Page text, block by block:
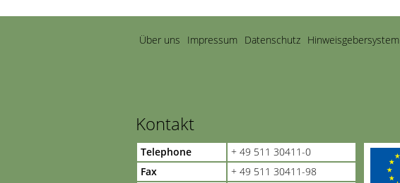
Navigation
überspringen
Über uns Impressum Datenschutz Hinweisgebersystem
Kontakt
Telephone
+ 49 511 30411-0
Fax
+ 49 511 30411-98